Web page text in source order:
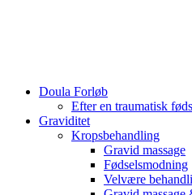
Doula Forløb
Efter en traumatisk
Graviditet
Kropsbehandling
Gravid massage
Fødselsmodning
Velvære